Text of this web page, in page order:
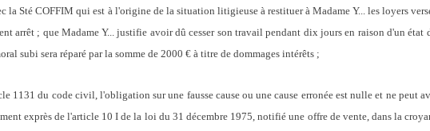
la Sté COFFIM qui est à l'origine de la situation litigieuse à restituer à Madame Y... les loyers
arrêt ; que Madame Y... justifie avoir dû cesser son travail pendant dix jours en raison d'un état
subi sera réparé par la somme de 2000 € à titre de dommages intérêts ;
1131 du code civil, l'obligation sur une fausse cause ou une cause erronée est nulle et ne peut
exprès de l'article 10 I de la loi du 31 décembre 1975, notifié une offre de vente, dans la